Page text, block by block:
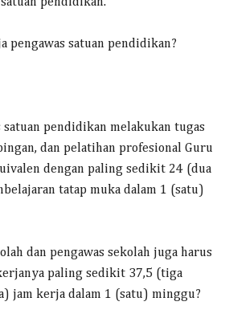
pengawas satuan pendidikan?
satuan pendidikan melakukan tugas
dan pelatihan profesional Guru
dengan paling sedikit 24 (dua
tatap muka dalam 1 (satu)
dan pengawas sekolah juga harus
paling sedikit 37,5 (tiga
jam kerja dalam 1 (satu) minggu?